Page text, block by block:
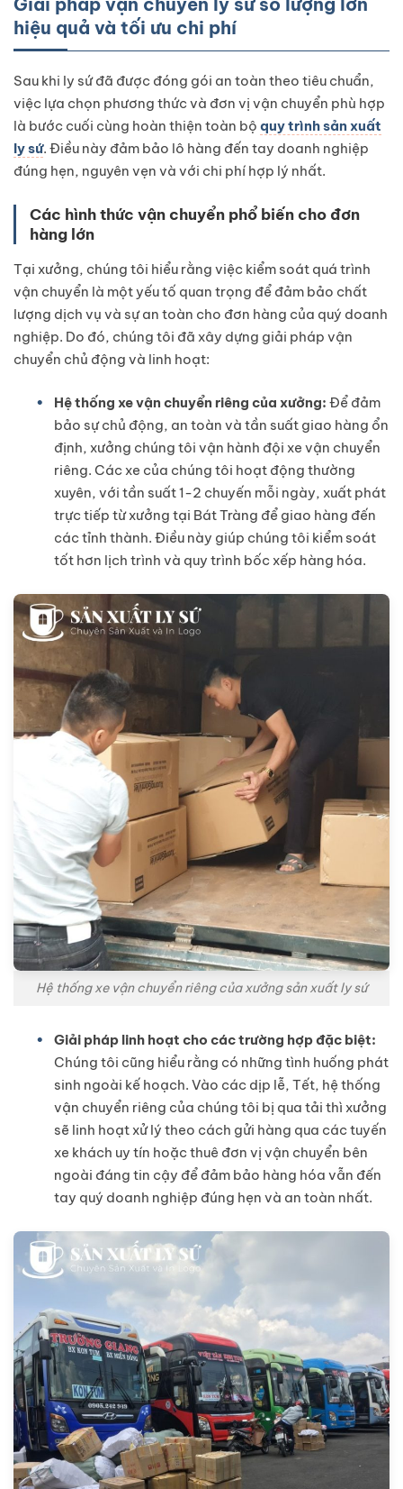
hiệu quả và tối ưu chi phí
Sau khi ly sứ đã được đóng gói an toàn theo tiêu chuẩn,
việc lựa chọn phương thức và đơn vị vận chuyển phù hợp
là bước cuối cùng hoàn thiện toàn bộ quy trình sản xuất
ly sứ. Điều này đảm bảo lô hàng đến tay doanh nghiệp
đúng hẹn, nguyên vẹn và với chi phí hợp lý nhất.
Các hình thức vận chuyển phổ biến cho đơn
hàng lớn
Tại xưởng, chúng tôi hiểu rằng việc kiểm soát quá trình
vận chuyển là một yếu tố quan trọng để đảm bảo chất
lượng dịch vụ và sự an toàn cho đơn hàng của quý doanh
nghiệp. Do đó, chúng tôi đã xây dựng giải pháp vận
chuyển chủ động và linh hoạt:
Hệ thống xe vận chuyển riêng của xưởng: Để đảm
bảo sự chủ động, an toàn và tần suất giao hàng ổn
định, xưởng chúng tôi vận hành đội xe vận chuyển
riêng. Các xe của chúng tôi hoạt động thường
xuyên, với tần suất 1-2 chuyến mỗi ngày, xuất phát
trực tiếp từ xưởng tại Bát Tràng để giao hàng đến
các tỉnh thành. Điều này giúp chúng tôi kiểm soát
tốt hơn lịch trình và quy trình bốc xếp hàng hóa.
Hệ thống xe vận chuyển riêng của xưởng sản xuất ly sứ
Giải pháp linh hoạt cho các trường hợp đặc biệt:
Chúng tôi cũng hiểu rằng có những tình huống phát
sinh ngoài kế hoạch. Vào các dịp lễ, Tết, hệ thống
vận chuyển riêng của chúng tôi bị qua tải thì xưởng
sẽ linh hoạt xử lý theo cách gửi hàng qua các tuyến
xe khách uy tín hoặc thuê đơn vị vận chuyển bên
ngoài đáng tin cậy để đảm bảo hàng hóa vẫn đến
tay quý doanh nghiệp đúng hẹn và an toàn nhất.